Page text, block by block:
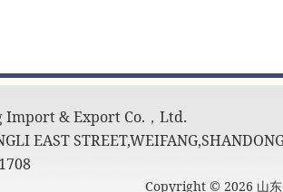
Import & Export Co.，Ltd.
EAST
Copyright © 2026 山